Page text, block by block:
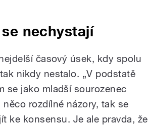
nechystají
časový úsek, kdy spolu
nikdy nestalo. „V podstatě
se jako mladší sourozenec
rozdílné názory, tak se
ke konsensu. Je ale pravda, že